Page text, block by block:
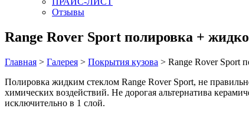
Отзывы
Range Rover Sport полировка +
Главная > Галерея > Покрытия кузова > Range Rover Sport
Полировка жидким стеклом Range Rover Sport, не
химических воздействий. Не дорогая альтернатива
исключительно в 1 слой.